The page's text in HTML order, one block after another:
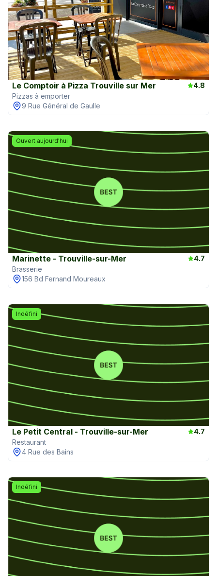
Le Comptoir à Pizza Trouville sur Mer
4.8
Pizzas à emporter
9 Rue Général de Gaulle
Ouvert aujourd'hui
Marinette - Trouville-sur-Mer
4.7
Brasserie
156 Bd Fernand Moureaux
Indéfini
Le Petit Central - Trouville-sur-Mer
4.7
Restaurant
4 Rue des Bains
Indéfini